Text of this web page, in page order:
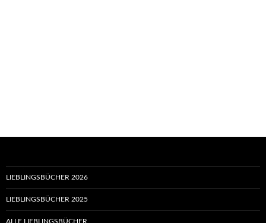
LIEBLINGSBÜCHER 2026
LIEBLINGSBÜCHER 2025
ALLE LIEBLINGSBÜCHER